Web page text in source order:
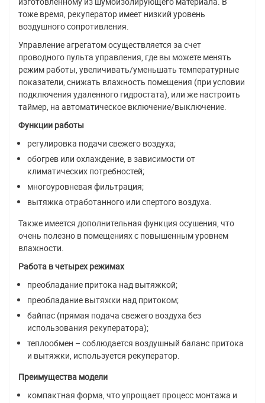
тоже время, рекуператор имеет низкий уровень
воздушного сопротивления.
Управление агрегатом осуществляется за счет
проводного пульта управления, где вы можете менять
режим работы, увеличивать/уменьшать температурные
показатели, снижать влажность помещения (при условии
подключения удаленного гидростата), или же настроить
таймер, на автоматическое включение/выключение.
Функции работы
регулировка подачи свежего воздуха;
обогрев или охлаждение, в зависимости от
климатических потребностей;
многоуровневая фильтрация;
вытяжка отработанного или спертого воздуха.
Также имеется дополнительная функция осушения, что
очень полезно в помещениях с повышенным уровнем
влажности.
Работа в четырех режимах
преобладание притока над вытяжкой;
преобладание вытяжки над притоком;
байпас (прямая подача свежего воздуха без
использования рекуператора);
теплообмен – соблюдается воздушный баланс притока
и вытяжки, используется рекуператор.
Преимущества модели
компактная форма, что упрощает процесс монтажа и